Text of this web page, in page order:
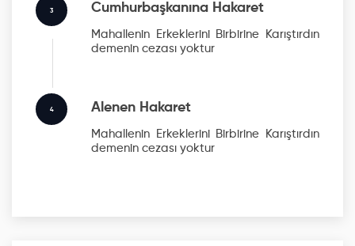
3 Cumhurbaşkanına Hakaret
Mahallenin Erkeklerini Birbirine Karıştırdın
demenin cezası yoktur
4 Alenen Hakaret
Mahallenin Erkeklerini Birbirine Karıştırdın
demenin cezası yoktur